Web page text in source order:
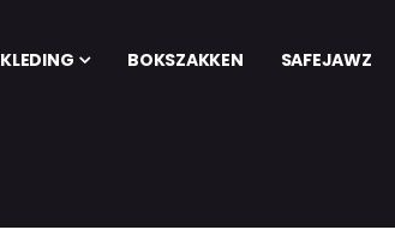
KLEDING BOKSZAKKEN SAFEJAWZ